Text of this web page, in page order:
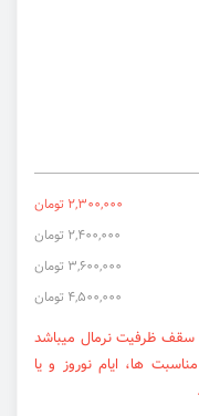
2,300,000 تومان
2,400,000 تومان
3,600,000 تومان
4,500,000 تومان
سقف ظرفیت نرمال میباشد
ها، ایام نوروز و یا